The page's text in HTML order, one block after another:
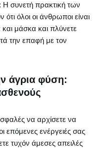
: Η συνετή πρακτική των
όλοι οι άνθρωποι είναι
και μάσκα και πλύνετε
την επαφή με τον
άγρια φύση:
να αρχίσετε να
επόμενες ενέργειές σας
τυχόν άμεσες απειλές